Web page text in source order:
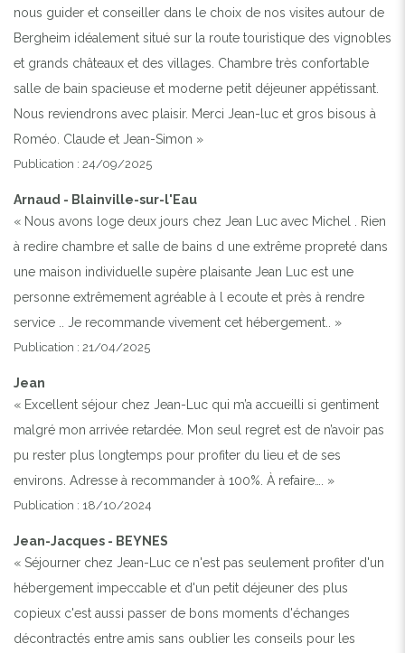
nous guider et conseiller dans le choix de nos visites autour de
Bergheim idéalement situé sur la route touristique des vignobles
et grands châteaux et des villages. Chambre très confortable
salle de bain spacieuse et moderne petit déjeuner appétissant.
Nous reviendrons avec plaisir. Merci Jean-luc et gros bisous à
Roméo. Claude et Jean-Simon »
Publication : 24/09/2025
Arnaud - Blainville-sur-l'Eau
« Nous avons loge deux jours chez Jean Luc avec Michel . Rien
à redire chambre et salle de bains d une extrême propreté dans
une maison individuelle supère plaisante Jean Luc est une
personne extrêmement agréable à l ecoute et près à rendre
service .. Je recommande vivement cet hébergement.. »
Publication : 21/04/2025
Jean
« Excellent séjour chez Jean-Luc qui m’a accueilli si gentiment
malgré mon arrivée retardée. Mon seul regret est de n’avoir pas
pu rester plus longtemps pour profiter du lieu et de ses
environs. Adresse à recommander à 100%. À refaire…. »
Publication : 18/10/2024
Jean-Jacques - BEYNES
« Séjourner chez Jean-Luc ce n'est pas seulement profiter d'un
hébergement impeccable et d'un petit déjeuner des plus
copieux c'est aussi passer de bons moments d'échanges
décontractés entre amis sans oublier les conseils pour les